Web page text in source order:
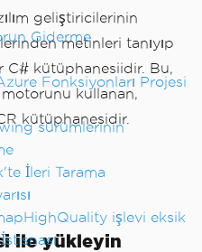
Giderme
Fonksiyonları Projesi
sürümlerinin
İleri Tarama
işlevi eksik
geliştiricilerinin
metinleri tanıyıp
C# kütüphanesiidir. Bu,
kullanan,
kütüphanesidir.
ile yükleyin